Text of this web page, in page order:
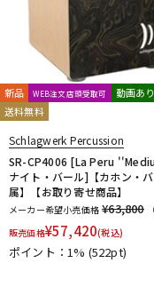
新品 WEB注文店頭受取可
動画あり
送料無料
Schlagwerk Percussion
SR-CP4006 [La Peru
ナイト・バール]【カホン・
属】【お取り寄せ商品】
メーカー希望小売価格 ¥63,800
販売価格¥57,420(税込)
ポイント：1% (522pt)